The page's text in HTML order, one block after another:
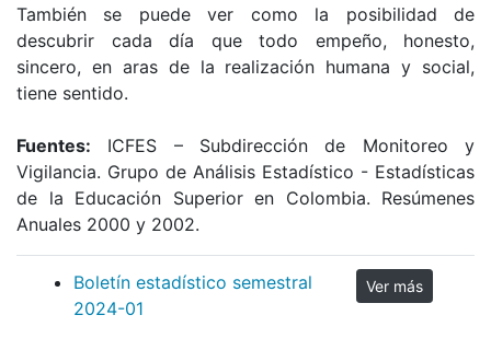
También se puede ver como la posibilidad de
descubrir cada día que todo empeño, honesto,
sincero, en aras de la realización humana y social,
tiene sentido.
Fuentes: ICFES – Subdirección de Monitoreo y
Vigilancia. Grupo de Análisis Estadístico - Estadísticas
de la Educación Superior en Colombia. Resúmenes
Anuales 2000 y 2002.
Boletín estadístico semestral
2024-01
Ver más